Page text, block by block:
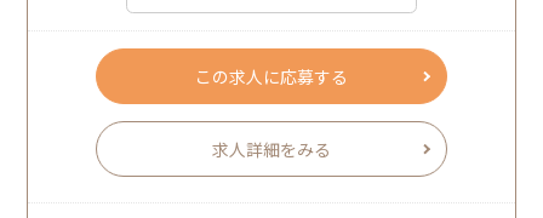
この求人に応募する
求人詳細をみる